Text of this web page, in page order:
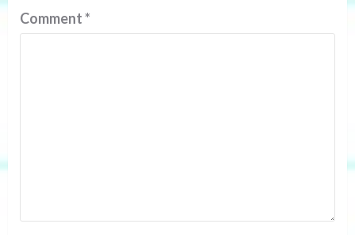
Comment*